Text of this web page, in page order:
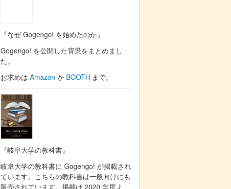
『なぜ Gogengo! を始めたのか』
Gogengo! を公開した背景をまとめまし
た。
お求めは Amazon か BOOTH まで。
『岐阜大学の教科書』
岐阜大学の教科書に Gogengo! が掲載され
ています。こちらの教科書は一般向けにも
販売されています。掲載は 2020 年度よ